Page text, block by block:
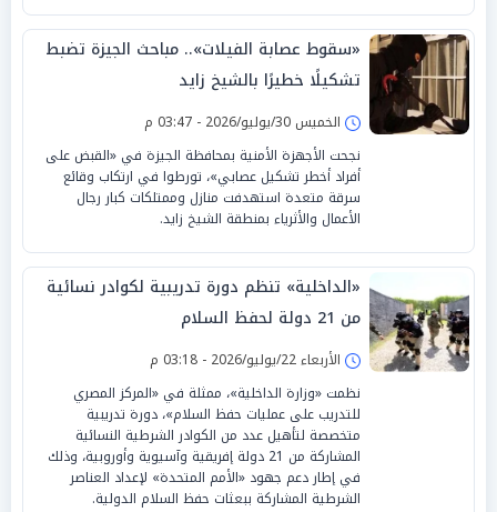
«سقوط عصابة الفيلات».. مباحث الجيزة تضبط
تشكيلًا خطيرًا بالشيخ زايد
الخميس 30/يوليو/2026 - 03:47 م
نجحت الأجهزة الأمنية بمحافظة الجيزة في «القبض على
أفراد أخطر تشكيل عصابي»، تورطوا في ارتكاب وقائع
سرقة متعدة استهدفت منازل وممتلكات كبار رجال
الأعمال والأثرياء بمنطقة الشيخ زايد.
«الداخلية» تنظم دورة تدريبية لكوادر نسائية
من 21 دولة لحفظ السلام
الأربعاء 22/يوليو/2026 - 03:18 م
نظمت «وزارة الداخلية»، ممثلة في «المركز المصري
للتدريب على عمليات حفظ السلام»، دورة تدريبية
متخصصة لتأهيل عدد من الكوادر الشرطية النسائية
المشاركة من 21 دولة إفريقية وآسيوية وأوروبية، وذلك
في إطار دعم جهود «الأمم المتحدة» لإعداد العناصر
الشرطية المشاركة ببعثات حفظ السلام الدولية.